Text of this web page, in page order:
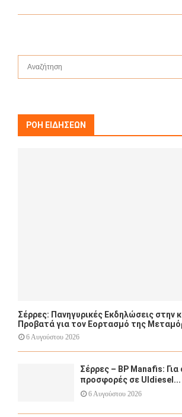
f
ΡΟΗ ΕΙΔΗΣΕΩΝ
Σέρρες: Πανηγυρικές Εκδηλώσεις στην
Προβατά για τον Εορτασμό της
6 Αυγούστου 2026
Σέρρες – BP Manafis:
προσφορές σε Uldiesel...
6 Αυγούστου 2026